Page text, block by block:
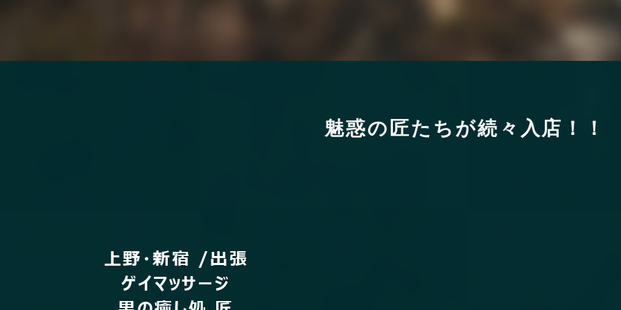
魅惑の 匠た ち が続 々 入店 ！ ！
上野・新宿 /出張
ゲイマッサージ